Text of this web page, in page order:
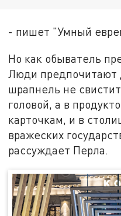
- пишет "Умный
Но как обыватель
Люди предпочитают
шрапнель не
головой, а в
карточкам, и в
вражеских
рассуждает Перла.